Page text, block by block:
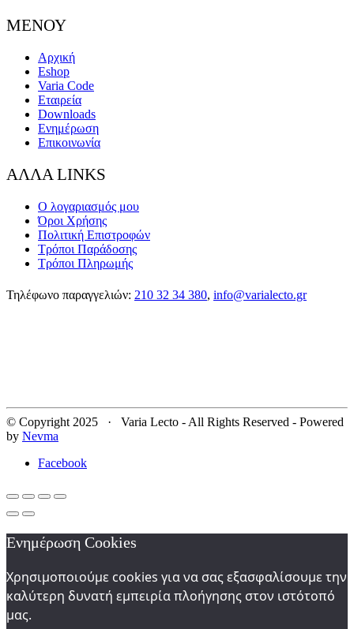
ΜΕΝΟΥ
Αρχική
Eshop
Varia Code
Εταιρεία
Downloads
Ενημέρωση
Επικοινωνία
ΑΛΛΑ LINKS
Ο λογαριασμός μου
Όροι Χρήσης
Πολιτική Επιστροφών
Τρόποι Παράδοσης
Τρόποι Πληρωμής
Τηλέφωνο παραγγελιών: 210 32 34 380, info@varialecto.gr
© Copyright 2025 · Varia Lecto - All Rights Reserved - Powered
by Nevma
Facebook
Ενημέρωση Cookies
Χρησιμοποιούμε cookies για να σας εξασφαλίσουμε την
καλύτερη δυνατή εμπειρία πλοήγησης στον ιστότοπό
μας.